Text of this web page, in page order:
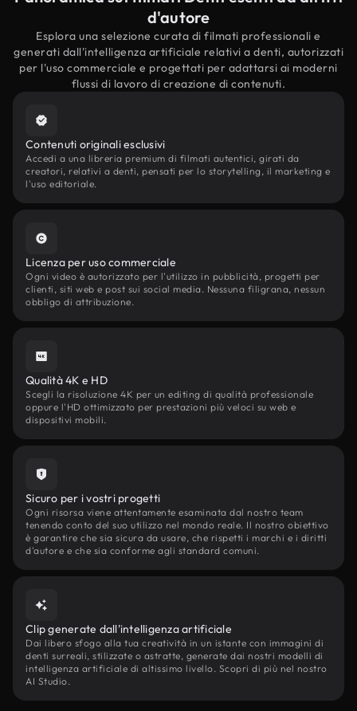
d'autore
Esplora una selezione curata di filmati professionali e
generati dall'intelligenza artificiale relativi a denti, autorizzati
per l'uso commerciale e progettati per adattarsi ai moderni
flussi di lavoro di creazione di contenuti.
Contenuti originali esclusivi
Accedi a una libreria premium di filmati autentici, girati da
creatori, relativi a denti, pensati per lo storytelling, il marketing e
l'uso editoriale.
Licenza per uso commerciale
Ogni video è autorizzato per l'utilizzo in pubblicità, progetti per
clienti, siti web e post sui social media. Nessuna filigrana, nessun
obbligo di attribuzione.
Qualità 4K e HD
Scegli la risoluzione 4K per un editing di qualità professionale
oppure l'HD ottimizzato per prestazioni più veloci su web e
dispositivi mobili.
Sicuro per i vostri progetti
Ogni risorsa viene attentamente esaminata dal nostro team
tenendo conto del suo utilizzo nel mondo reale. Il nostro obiettivo
è garantire che sia sicura da usare, che rispetti i marchi e i diritti
d'autore e che sia conforme agli standard comuni.
Clip generate dall'intelligenza artificiale
Dai libero sfogo alla tua creatività in un istante con immagini di
denti surreali, stilizzate o astratte, generate dai nostri modelli di
intelligenza artificiale di altissimo livello. Scopri di più nel nostro
AI Studio.